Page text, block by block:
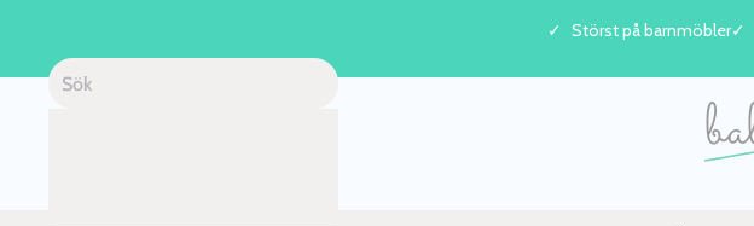
Skip to main content
Störst på barnmöbler